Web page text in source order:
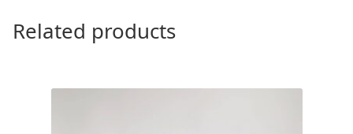
Related products